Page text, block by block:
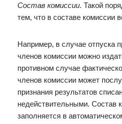
Состав комиссии. Такой
тем, что в составе комиссии
Например, в случае отпуска
членов комиссии можно
противном случае
членов комиссии может
признания результатов
недействительными. Состав
заполняется в